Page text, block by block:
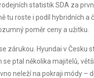
statistik SDA za
tu roste i podíl hybridních a
poměr ceny a užitku.
zárukou. Hyundai v
se ptal několika majitelů,
neleží na pokraji módy –